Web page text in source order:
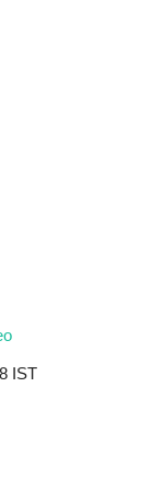
IST